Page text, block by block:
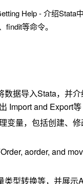
Help - 介绍Stata
等命令。
据导入Stata，并
Import and Export等
变量，包括创建、
aorder, and
型转换等，并展示